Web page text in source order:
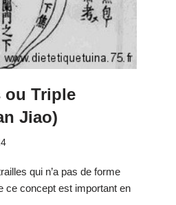
ou Triple
Jiao)
qui n’a pas de forme
ce concept est important en